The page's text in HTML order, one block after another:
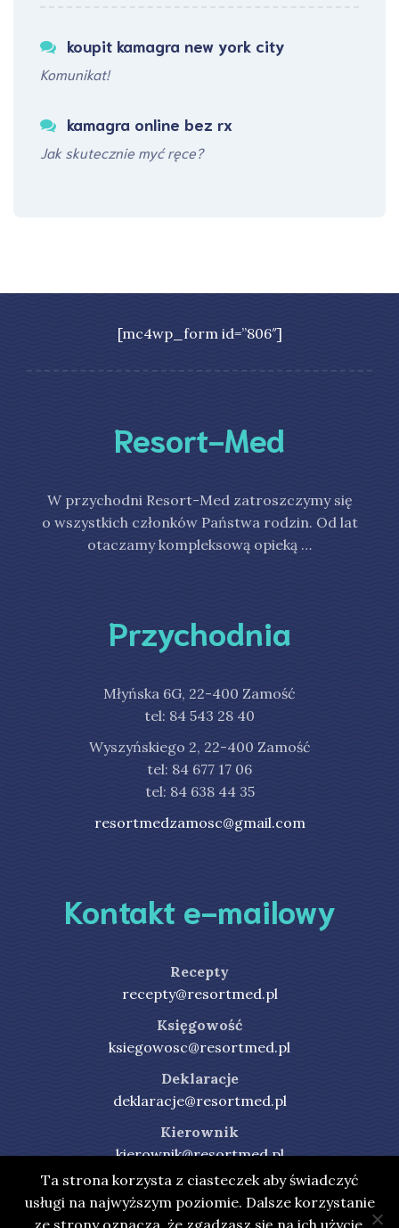
koupit kamagra new york city
Komunikat!
kamagra online bez rx
Jak skutecznie myć ręce?
[mc4wp_form id=”806″]
Resort-Med
W przychodni Resort-Med zatroszczymy się
o wszystkich członków Państwa rodzin. Od lat
otaczamy kompleksową opieką …
Przychodnia
Młyńska 6G, 22-400 Zamość
tel: 84 543 28 40
Wyszyńskiego 2, 22-400 Zamość
tel: 84 677 17 06
tel: 84 638 44 35
resortmedzamosc@gmail.com
Kontakt e-mailowy
Recepty
recepty@resortmed.pl
Księgowość
ksiegowosc@resortmed.pl
Deklaracje
deklaracje@resortmed.pl
Kierownik
kierownik@resortmed.pl
Ta strona korzysta z ciasteczek aby świadczyć
usługi na najwyższym poziomie. Dalsze korzystanie
ze strony oznacza, że zgadzasz się na ich użycie.